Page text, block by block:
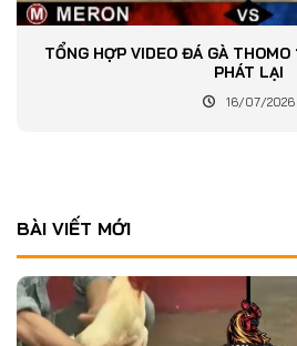
TỔNG HỢP VIDEO ĐÁ GÀ
PHÁT LẠI
16/07/2026
BÀI VIẾT MỚI